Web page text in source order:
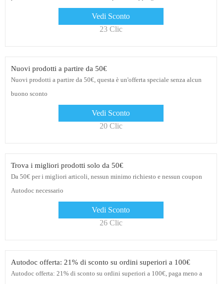
Vedi Sconto
23 Clic
Nuovi prodotti a partire da 50€
Nuovi prodotti a partire da 50€, questa è un'offerta speciale senza alcun
buono sconto
Vedi Sconto
20 Clic
Trova i migliori prodotti solo da 50€
Da 50€ per i migliori articoli, nessun minimo richiesto e nessun coupon
Autodoc necessario
Vedi Sconto
26 Clic
Autodoc offerta: 21% di sconto su ordini superiori a 100€
Autodoc offerta: 21% di sconto su ordini superiori a 100€, paga meno a